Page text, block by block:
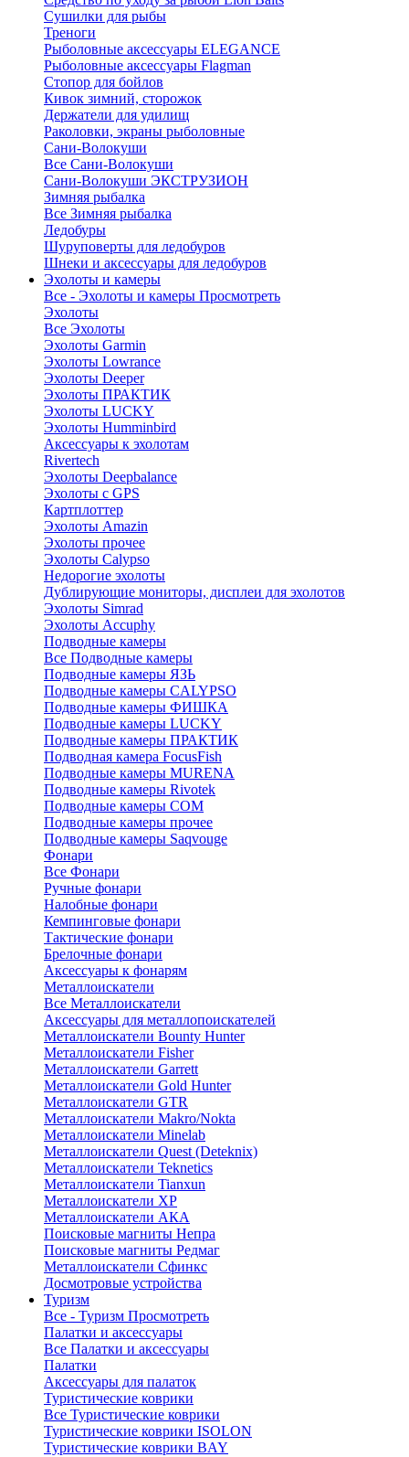
Сушилки для рыбы
Треноги
Рыболовные аксессуары ELEGANCE
Рыболовные аксессуары Flagman
Стопор для бойлов
Кивок зимний, сторожок
Держатели для удилищ
Раколовки, экраны рыболовные
Сани-Волокуши
Все Сани-Волокуши
Сани-Волокуши ЭКСТРУЗИОН
Зимняя рыбалка
Все Зимняя рыбалка
Ледобуры
Шуруповерты для ледобуров
Шнеки и аксессуары для ледобуров
Эхолоты и камеры
Все - Эхолоты и камеры Просмотреть
Эхолоты
Все Эхолоты
Эхолоты Garmin
Эхолоты Lowrance
Эхолоты Deeper
Эхолоты ПРАКТИК
Эхолоты LUCKY
Эхолоты Humminbird
Аксессуары к эхолотам
Rivertech
Эхолоты Deepbalance
Эхолоты с GPS
Картплоттер
Эхолоты Amazin
Эхолоты прочее
Эхолоты Calypso
Недорогие эхолоты
Дублирующие мониторы, дисплеи для эхолотов
Эхолоты Simrad
Эхолоты Accuphy
Подводные камеры
Все Подводные камеры
Подводные камеры ЯЗЬ
Подводные камеры CALYPSO
Подводные камеры ФИШКА
Подводные камеры LUCKY
Подводные камеры ПРАКТИК
Подводная камера FocusFish
Подводные камеры MURENA
Подводные камеры Rivotek
Подводные камеры СОМ
Подводные камеры прочее
Подводные камеры Saqvouge
Фонари
Все Фонари
Ручные фонари
Налобные фонари
Кемпинговые фонари
Тактические фонари
Брелочные фонари
Аксессуары к фонарям
Металлоискатели
Все Металлоискатели
Аксессуары для металлопоискателей
Металлоискатели Bounty Hunter
Металлоискатели Fisher
Металлоискатели Garrett
Металлоискатели Gold Hunter
Металлоискатели GTR
Металлоискатели Makro/Nokta
Металлоискатели Minelab
Металлоискатели Quest (Deteknix)
Металлоискатели Teknetics
Металлоискатели Tianxun
Металлоискатели XP
Металлоискатели АКА
Поисковые магниты Непра
Поисковые магниты Редмаг
Металлоискатели Сфинкс
Досмотровые устройства
Туризм
Все - Туризм Просмотреть
Палатки и аксессуары
Все Палатки и аксессуары
Палатки
Аксессуары для палаток
Туристические коврики
Все Туристические коврики
Туристические коврики ISOLON
Туристические коврики BAY